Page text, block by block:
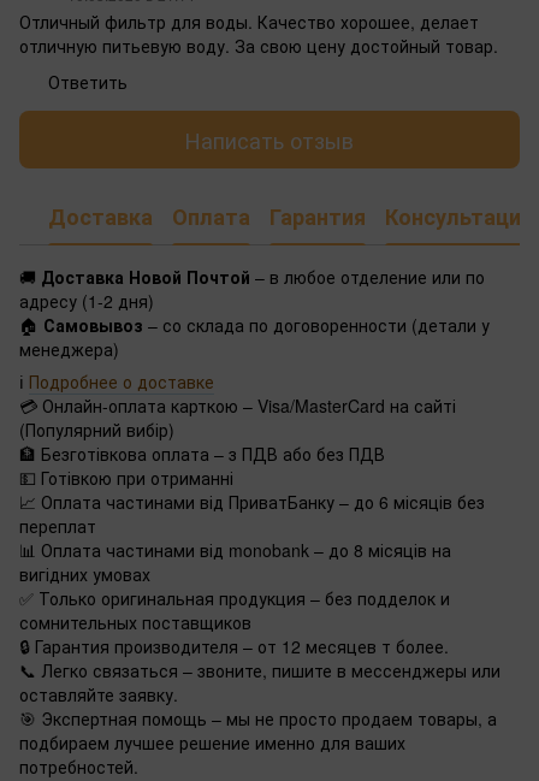
Отличный фильтр для воды. Качество хорошее, делает
отличную питьевую воду. За свою цену достойный товар.
Ответить
Написать отзыв
Доставка Оплата Гарантия Консультация
🚚 Доставка Новой Почтой – в любое отделение или по
адресу (1-2 дня)
🏠 Самовывоз – со склада по договоренности (детали у
менеджера)
ℹ️ Подробнее о доставке
💳 Онлайн-оплата карткою – Visa/MasterCard на сайті
(Популярний вибір)
🏦 Безготівкова оплата – з ПДВ або без ПДВ
💵 Готівкою при отриманні
📈 Оплата частинами від ПриватБанку – до 6 місяців без
переплат
📊 Оплата частинами від monobank – до 8 місяців на
вигідних умовах
✅ Только оригинальная продукция – без подделок и
сомнительных поставщиков
🔒 Гарантия производителя – от 12 месяцев т более.
📞 Легко связаться – звоните, пишите в мессенджеры или
оставляйте заявку.
🎯 Экспертная помощь – мы не просто продаем товары, а
подбираем лучшее решение именно для ваших
потребностей.